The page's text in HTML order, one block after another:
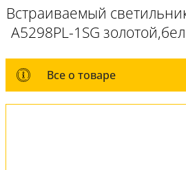
Встраиваемый
A5298PL-1SG
Все о товаре
Все о товаре